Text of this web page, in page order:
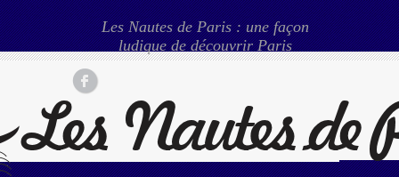
Les Nautes de Paris : une façon
ludique de découvrir Paris